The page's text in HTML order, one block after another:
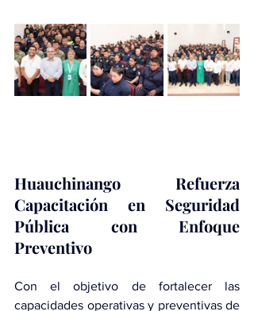
Huauchinango Refuerza
Capacitación en Seguridad
Pública con Enfoque
Preventivo
Con el objetivo de fortalecer las
capacidades operativas y preventivas de